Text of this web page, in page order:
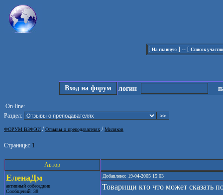
[ На главную ] -- [ Список
Вход на форум логин
On-line:
Раздел:
ФОРУМ ВЗФЭИ /Отзывы о преподавателях /Миляков
Страницы: 1
Автор
ЕленаДм
активный собеседник
Сообщений: 38
Добавлено: 19-04-2005 15:03
Товарищи кто что может сказать